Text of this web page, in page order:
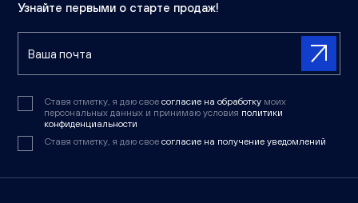
Узнайте первыми о старте продаж!
Ставя отметку, я даю свое согласие на обработку моих
персональных данных и принимаю условия политики
конфиденциальности
Ставя отметку, я даю свое согласие на получение уведомлений